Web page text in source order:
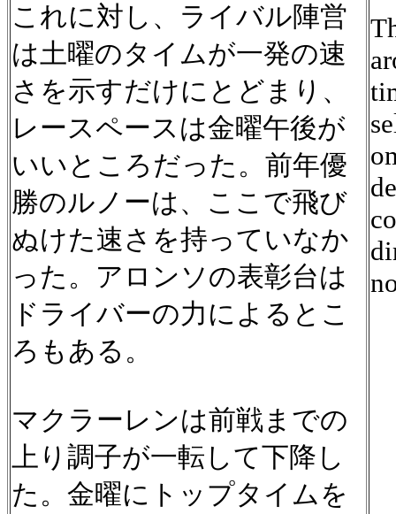
これに対し、ライバル陣営
は土曜のタイムが一発の速
さを示すだけにとどまり、
レースペースは金曜午後が
いいところだった。前年優
勝のルノーは、ここで飛び
ぬけた速さを持っていなか
った。アロンソの表彰台は
ドライバーの力によるとこ
ろもある。
マクラーレンは前戦までの
上り調子が一転して下降し
た。金曜にトップタイムを